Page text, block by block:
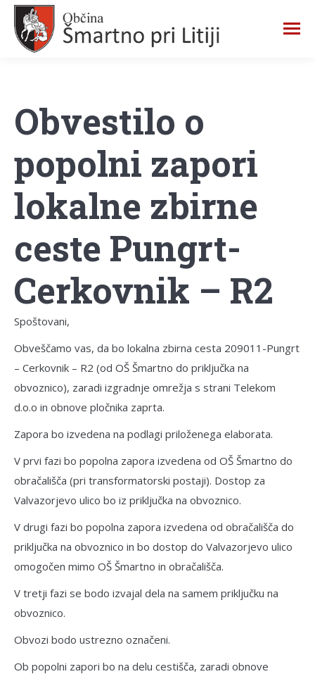
Obvestilo o
popolni zapori
lokalne zbirne
ceste Pungrt-
Cerkovnik – R2
Spoštovani,
Obveščamo vas, da bo lokalna zbirna cesta 209011-Pungrt
– Cerkovnik – R2 (od OŠ Šmartno do priključka na
obvoznico), zaradi izgradnje omrežja s strani Telekom
d.o.o in obnove pločnika zaprta.
Zapora bo izvedena na podlagi priloženega elaborata.
V prvi fazi bo popolna zapora izvedena od OŠ Šmartno do
obračališča (pri transformatorski postaji). Dostop za
Valvazorjevo ulico bo iz priključka na obvoznico.
V drugi fazi bo popolna zapora izvedena od obračališča do
priključka na obvoznico in bo dostop do Valvazorjevo ulico
omogočen mimo OŠ Šmartno in obračališča.
V tretji fazi se bodo izvajal dela na samem priključku na
obvoznico.
Obvozi bodo ustrezno označeni.
Ob popolni zapori bo na delu cestišča, zaradi obnove